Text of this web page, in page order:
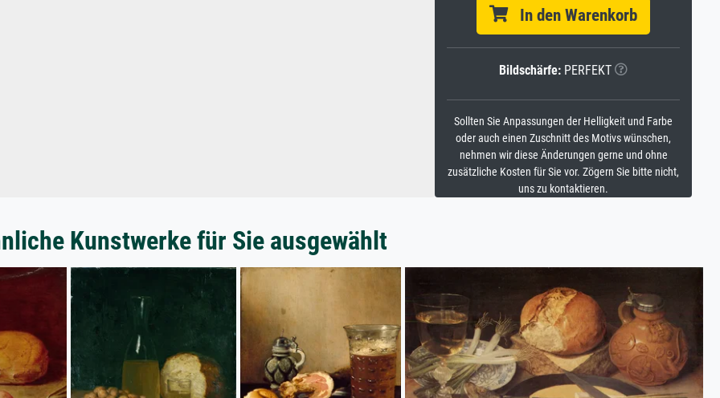
In den Warenkorb
Bildschärfe: PERFEKT
Sollten Sie Anpassungen der Helligkeit und Farbe
oder auch einen Zuschnitt des Motivs wünschen,
nehmen wir diese Änderungen gerne und ohne
zusätzliche Kosten für Sie vor. Zögern Sie bitte nicht,
uns zu kontaktieren.
Kunstwerke für Sie ausgewählt